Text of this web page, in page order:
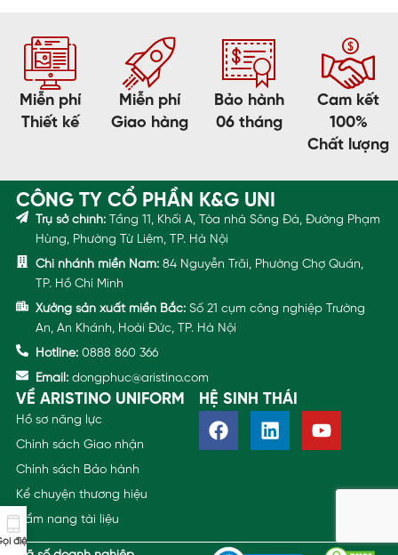
Miễn phí
Thiết kế
Miễn phí
Giao hàng
Bảo hành
06 tháng
Cam kết
100%
Chất lượng
CÔNG TY CỔ PHẦN K&G UNI
Trụ sở chính: Tầng 11, Khối A, Tòa nhà Sông Đà, Đường Phạm
Hùng, Phường Từ Liêm, TP. Hà Nội
Chi nhánh miền Nam: 84 Nguyễn Trãi, Phường Chợ Quán,
TP. Hồ Chí Minh
Xưởng sản xuất miền Bắc: Số 21 cụm công nghiệp Trường
An, An Khánh, Hoài Đức, TP. Hà Nội
Hotline: 0888 860 366
Email: dongphuc@aristino.com
VỀ ARISTINO UNIFORM
Hồ sơ năng lực
Chính sách Giao nhận
Chính sách Bảo hành
Kể chuyện thương hiệu
Cẩm nang tài liệu
HỆ SINH THÁI
điện